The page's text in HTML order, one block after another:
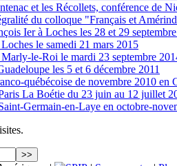
et les Récollets, conférence de
du colloque "Français et
Ier à Loches les 28 et 29
le samedi 21 mars 2015
le-Roi le mardi 23 septembre
les 5 et 6 décembre 2011
québécoise de novembre 2010 en
La Boétie du 23 juin au 12 juillet
Germain-en-Laye en octobre-